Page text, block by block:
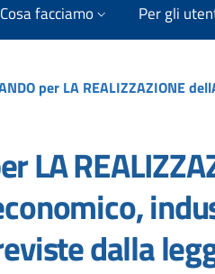
Cosa facciamo Per gli
LA
dalla